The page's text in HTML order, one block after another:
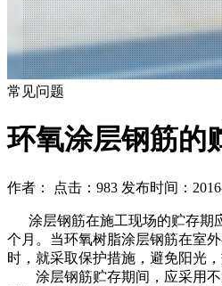
常见问题
环氧涂层钢筋的
作者： 点击：983 发布时间：
涂层钢筋在施工现场的贮存期
个月。当环氧树脂涂层钢筋在室
时，就采取保护措施，避免阳光
涂层钢筋贮存期间，应采用不